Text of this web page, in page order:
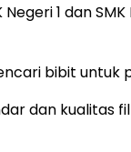
1 dan SMK
bibit untuk
dan kualitas